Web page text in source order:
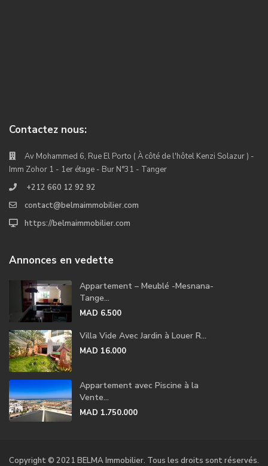
Contactez nous:
Av Mohammed 6, Rue El Porto ( À côté de l'hôtel Kenzi Solazur ) -
Imm Zohor 1 - 1er étage - Bur N°31 - Tanger
+212 660 12 92 92
contact@belmaimmobilier.com
https://belmaimmobilier.com
Annonces en vedette
Appartement – Meublé -Mesnana-
Tange...
MAD 6.500
Villa Vide Avec Jardin à Louer R...
MAD 16.000
Appartement avec Piscine à la
Vente...
MAD 1.750.000
Copyright © 2021 BELMA Immobilier. Tous les droits sont réservés.